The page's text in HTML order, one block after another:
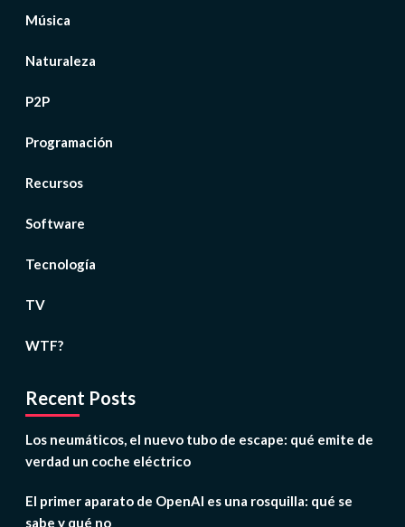
Música
Naturaleza
P2P
Programación
Recursos
Software
Tecnología
TV
WTF?
Recent Posts
Los neumáticos, el nuevo tubo de escape: qué emite de
verdad un coche eléctrico
El primer aparato de OpenAI es una rosquilla: qué se
sabe y qué no